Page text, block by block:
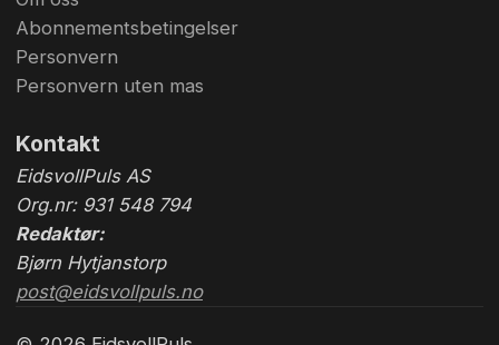
Abonnementsbetingelser
Personvern
Personvern uten mas
Kontakt
EidsvollPuls AS
Org.nr: 931 548 794
Redaktør:
Bjørn Hytjanstorp
post@eidsvollpuls.no